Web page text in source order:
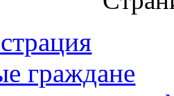
граждане